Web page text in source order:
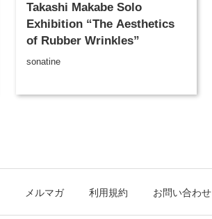
Takashi Makabe Solo
Exhibition “The Aesthetics
of Rubber Wrinkles”
sonatine
メルマガ 利用規約 お問い合わせ